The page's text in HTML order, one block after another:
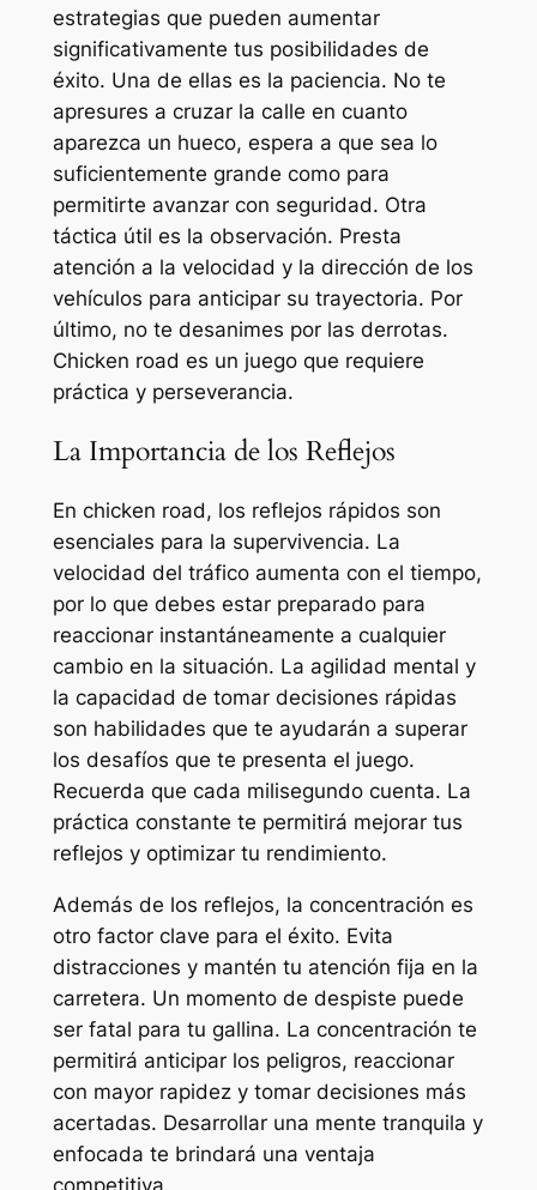
estrategias que pueden aumentar
significativamente tus posibilidades de
éxito. Una de ellas es la paciencia. No te
apresures a cruzar la calle en cuanto
aparezca un hueco, espera a que sea lo
suficientemente grande como para
permitirte avanzar con seguridad. Otra
táctica útil es la observación. Presta
atención a la velocidad y la dirección de los
vehículos para anticipar su trayectoria. Por
último, no te desanimes por las derrotas.
Chicken road es un juego que requiere
práctica y perseverancia.
La Importancia de los Reflejos
En chicken road, los reflejos rápidos son
esenciales para la supervivencia. La
velocidad del tráfico aumenta con el tiempo,
por lo que debes estar preparado para
reaccionar instantáneamente a cualquier
cambio en la situación. La agilidad mental y
la capacidad de tomar decisiones rápidas
son habilidades que te ayudarán a superar
los desafíos que te presenta el juego.
Recuerda que cada milisegundo cuenta. La
práctica constante te permitirá mejorar tus
reflejos y optimizar tu rendimiento.
Además de los reflejos, la concentración es
otro factor clave para el éxito. Evita
distracciones y mantén tu atención fija en la
carretera. Un momento de despiste puede
ser fatal para tu gallina. La concentración te
permitirá anticipar los peligros, reaccionar
con mayor rapidez y tomar decisiones más
acertadas. Desarrollar una mente tranquila y
enfocada te brindará una ventaja
competitiva.